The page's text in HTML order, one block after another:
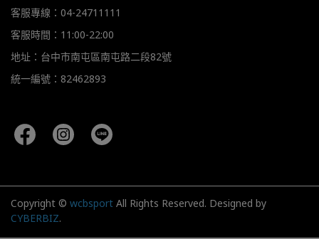
客服專線：04-24711111
客服時間：11:00-22:00
地址：台中市南屯區南屯路二段82號
統一編號：82462893
Copyright © wcbsport All Rights Reserved. Designed by
CYBERBIZ.